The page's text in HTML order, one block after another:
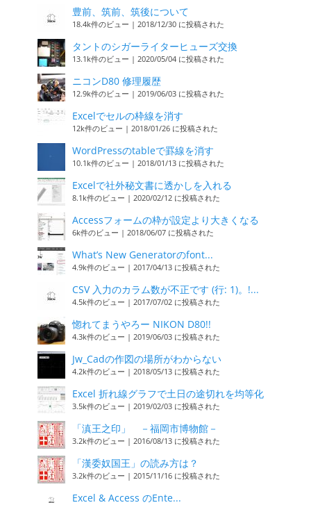
豊前、筑前、筑後について
18.4k件のビュー | 2018/12/30 に投稿された
タントのシガーライターヒューズ交換
13.1k件のビュー | 2020/05/04 に投稿された
ニコンD80 修理履歴
12.9k件のビュー | 2019/06/03 に投稿された
Excelでセルの枠線を消す
12k件のビュー | 2018/01/26 に投稿された
WordPressのtableで罫線を消す
10.1k件のビュー | 2018/01/13 に投稿された
Excelで社外秘文書に透かしを入れる
8.1k件のビュー | 2020/02/12 に投稿された
Accessフォームの枠が設定より大きくなる
6k件のビュー | 2018/06/07 に投稿された
What’s New Generatorのfont...
4.9k件のビュー | 2017/04/13 に投稿された
CSV 入力のカラム数が不正です (行: 1)。!...
4.5k件のビュー | 2017/07/02 に投稿された
惚れてまうやろー NIKON D80!!
4.3k件のビュー | 2019/06/03 に投稿された
Jw_Cadの作図の場所がわからない
4.2k件のビュー | 2018/05/13 に投稿された
Excel 折れ線グラフで土日の途切れを均等化
3.5k件のビュー | 2019/02/03 に投稿された
「滇王之印」 －福岡市博物館－
3.2k件のビュー | 2016/08/13 に投稿された
「漢委奴国王」の読み方は？
3.2k件のビュー | 2015/11/16 に投稿された
Excel & Access のEnte...